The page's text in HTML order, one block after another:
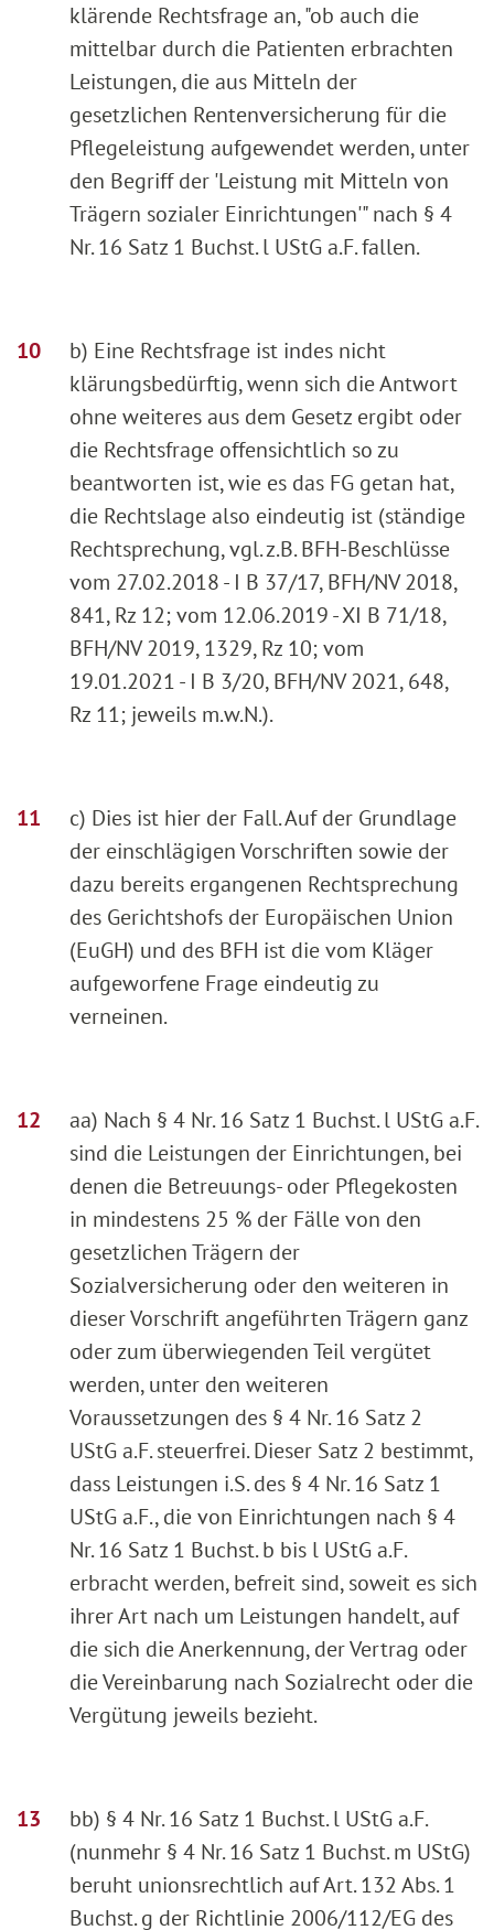
klärende Rechtsfrage an, "ob auch die
mittelbar durch die Patienten erbrachten
Leistungen, die aus Mitteln der
gesetzlichen Rentenversicherung für die
Pflegeleistung aufgewendet werden, unter
den Begriff der 'Leistung mit Mitteln von
Trägern sozialer Einrichtungen'" nach § 4
Nr. 16 Satz 1 Buchst. l UStG a.F. fallen.
b) Eine Rechtsfrage ist indes nicht
klärungsbedürftig, wenn sich die Antwort
ohne weiteres aus dem Gesetz ergibt oder
die Rechtsfrage offensichtlich so zu
beantworten ist, wie es das FG getan hat,
die Rechtslage also eindeutig ist (ständige
Rechtsprechung, vgl. z.B. BFH-Beschlüsse
vom 27.02.2018 - I B 37/17, BFH/NV 2018,
841, Rz 12; vom 12.06.2019 - XI B 71/18,
BFH/NV 2019, 1329, Rz 10; vom
19.01.2021 - I B 3/20, BFH/NV 2021, 648,
Rz 11; jeweils m.w.N.).
c) Dies ist hier der Fall. Auf der Grundlage
der einschlägigen Vorschriften sowie der
dazu bereits ergangenen Rechtsprechung
des Gerichtshofs der Europäischen Union
(EuGH) und des BFH ist die vom Kläger
aufgeworfene Frage eindeutig zu
verneinen.
aa) Nach § 4 Nr. 16 Satz 1 Buchst. l UStG a.F.
sind die Leistungen der Einrichtungen, bei
denen die Betreuungs- oder Pflegekosten
in mindestens 25 % der Fälle von den
gesetzlichen Trägern der
Sozialversicherung oder den weiteren in
dieser Vorschrift angeführten Trägern ganz
oder zum überwiegenden Teil vergütet
werden, unter den weiteren
Voraussetzungen des § 4 Nr. 16 Satz 2
UStG a.F. steuerfrei. Dieser Satz 2 bestimmt,
dass Leistungen i.S. des § 4 Nr. 16 Satz 1
UStG a.F., die von Einrichtungen nach § 4
Nr. 16 Satz 1 Buchst. b bis l UStG a.F.
erbracht werden, befreit sind, soweit es sich
ihrer Art nach um Leistungen handelt, auf
die sich die Anerkennung, der Vertrag oder
die Vereinbarung nach Sozialrecht oder die
Vergütung jeweils bezieht.
bb) § 4 Nr. 16 Satz 1 Buchst. l UStG a.F.
(nunmehr § 4 Nr. 16 Satz 1 Buchst. m UStG)
beruht unionsrechtlich auf Art. 132 Abs. 1
Buchst. g der Richtlinie 2006/112/EG des